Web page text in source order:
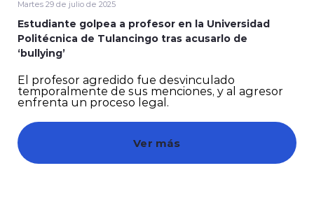
modo claro
Martes 29 de julio de 2025
Estudiante golpea a profesor en la Universidad
Politécnica de Tulancingo tras acusarlo de
‘bullying’
El profesor agredido fue desvinculado
temporalmente de sus menciones, y al agresor
enfrenta un proceso legal.
Ver más